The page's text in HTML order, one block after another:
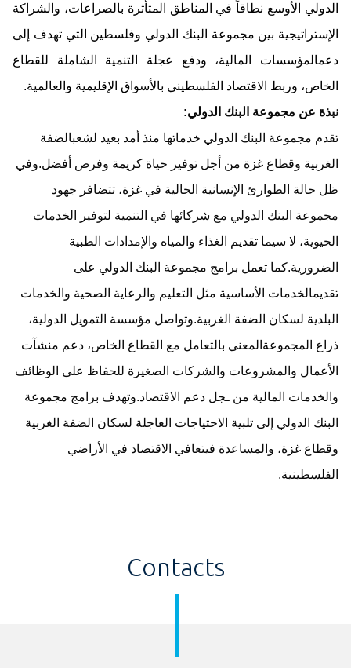
الدولي الأوسع نطاقاً في المناطق المتأثرة بالصراعات، و الشراكة
الإستراتيجية بين مجموعة البنك الدولي وفلسطين التي تهدف إلى
دعمالمؤسسات المالية، ودفع عجلة التنمية الشاملة للقطاع
الخاص، وربط الاقتصاد الفلسطيني بالأسواق الإقليمية والعالمية.
نبذة عن مجموعة البنك الدولي:
تقدم مجموعة البنك الدولي خدماتها منذ أمد بعيد لشعبالضفة
الغربية وقطاع غزة من أجل توفير حياة كريمة وفرص أفضل.وفي
ظل حالة الطوارئ الإنسانية الحالية في غزة، تتضافر جهود
مجموعة البنك الدولي مع شركائها في التنمية لتوفير الخدمات
الحيوية، لا سيما تقديم الغذاء والمياه والإمدادات الطبية
الضرورية.كما تعمل برامج مجموعة البنك الدولي على
تقديمالخدمات الأساسية مثل التعليم والرعاية الصحية والخدمات
البلدية لسكان الضفة الغربية.وتواصل مؤسسة التمويل الدولية،
ذراع المجموعة المعني بالتعامل مع القطاع الخاص، دعم منشآت
الأعمال والمشروعات والشركات الصغيرة للحفاظ على الوظائف
والخدمات المالية من ـجل دعم الاقتصاد.وتهدف برامج مجموعة
البنك الدولي إلى تلبية الاحتياجات العاجلة لسكان الضفة الغربية
وقطاع غزة، والمساعدة فيتعافي الاقتصاد في الأراضي
الفلسطينية.
Contacts